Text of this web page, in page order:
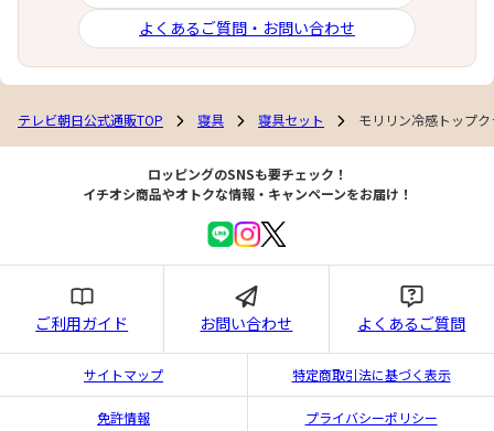
よくあるご質問・お問い合わせ
テレビ朝日公式通販TOP 寝具 寝具セット モリリン冷感トップ
ロッピングのSNSも要チェック！
イチオシ商品やオトクな情報・キャンペーンをお届け！
ご利用ガイド お問い合わせ よくあるご質問
サイトマップ 特定商取引法に基づく表示
免許情報 プライバシーポリシー